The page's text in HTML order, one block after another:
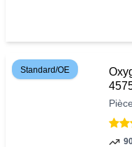
Standard/OE
Pièce